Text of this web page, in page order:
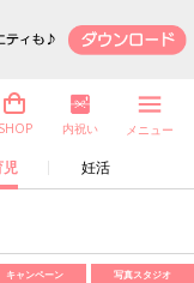
児 妊活
SHOP 内祝い メニュー
キャンペーン 写真スタジオ